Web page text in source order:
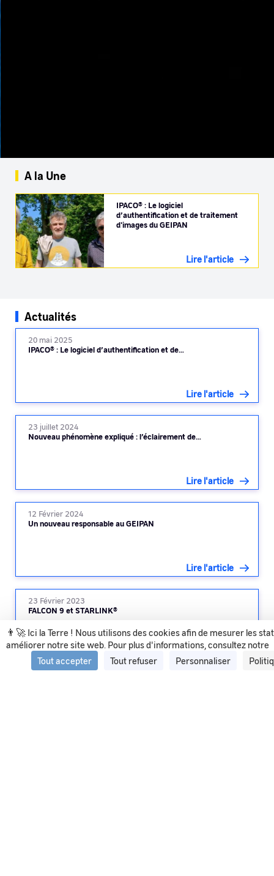
👨‍🚀 Ici la Terre ! Nous utilisons des cookies afin de mesurer les
améliorer notre site web. Pour plus d'informations, consultez notre
Tout accepter
Tout refuser Personnaliser
A la Une
IPACO® : Le logiciel
d’authentification et de traitement
d'images du GEIPAN
Lire l'article
Actualités
20 mai 2025
IPACO® : Le logiciel d’authentification et de…
Lire l'article
23 juillet 2024
Nouveau phénomène expliqué : l’éclairement de…
Lire l'article
12 Février 2024
Un nouveau responsable au GEIPAN
Lire l'article
23 Février 2023
FALCON 9 et STARLINK®
Lire l'article